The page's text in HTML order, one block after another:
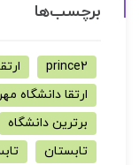
برچسب‌ها
prince2
ارتقا دانشگاه
برترین دانشگاه
تابستان